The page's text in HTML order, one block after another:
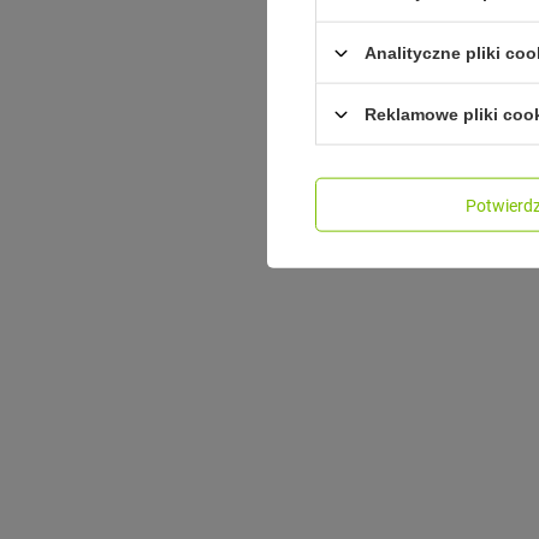
Analityczne pliki
Reklamowe pliki